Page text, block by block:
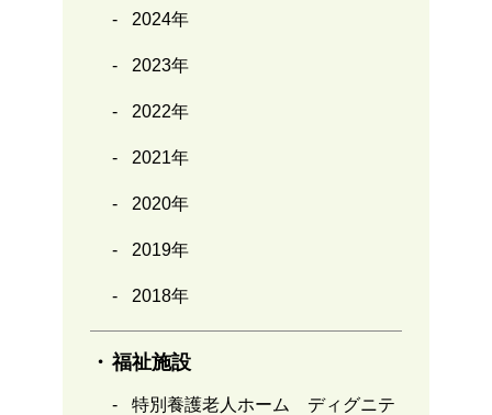
2024年
2023年
2022年
2021年
2020年
2019年
2018年
福祉施設
特別養護老人ホーム ディグニテ